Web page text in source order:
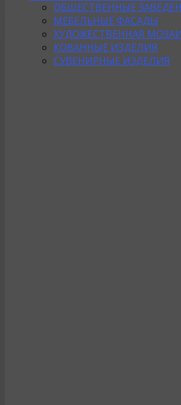
ОБЩЕСТВЕННЫЕ
МЕБЕЛЬНЫЕ ФАСАДЫ
ХУДОЖЕСТВЕННАЯ
КОВАННЫЕ ИЗДЕЛИЯ
СУВЕНИРНЫЕ ИЗДЕЛИЯ